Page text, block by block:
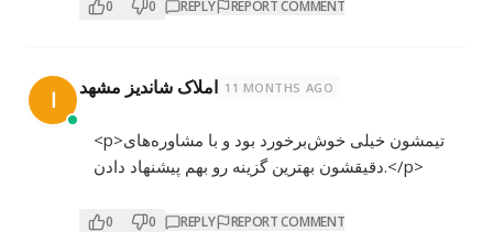
0 0 REPLY REPORT COMMENT
ا املاک شاندیز مشهد 11 MONTHS AGO
<p>تیمشون خیلی خوش‌برخورد بود و با مشاوره‌های
دقیقشون بهترین گزینه رو بهم پیشنهاد دادن.</p>
0 0 REPLY REPORT COMMENT